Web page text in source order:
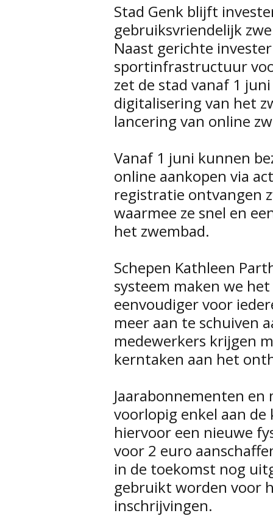
Stad Genk blijft
gebruiksvriendelijk
Naast gerichte
sportinfrastructuur
zet de stad vanaf 1
digitalisering van het
lancering van online
Vanaf 1 juni kunnen
online aankopen via
registratie ontvangen
waarmee ze snel en
het zwembad.
Schepen Kathleen
systeem maken we
eenvoudiger voor
meer aan te schuiven
medewerkers krijgen
kerntaken aan het
Jaarabonnementen
voorlopig enkel aan de
hiervoor een nieuwe
voor 2 euro
in de toekomst nog
gebruikt worden voor
inschrijvingen.